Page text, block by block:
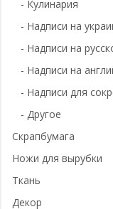
- Кулинария
- Надписи на
- Надписи на
- Надписи на
- Надписи для
- Другое
Скрапбумага
Ножи для вырубки
Ткань
Декор